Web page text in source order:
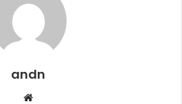
andn
Website